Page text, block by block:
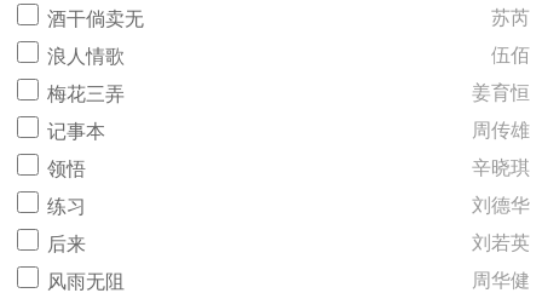
酒干倘卖无
苏芮
浪人情歌
伍佰
梅花三弄
姜育恒
记事本
周传雄
领悟
辛晓琪
练习
刘德华
后来
刘若英
风雨无阻
周华健